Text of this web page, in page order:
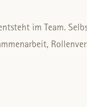
im Team.